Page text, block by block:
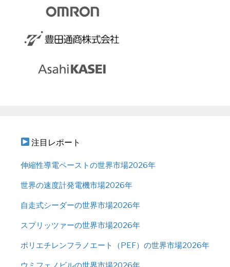
注目レポート
伸縮性導電ペーストの世界市場2026年
世界の速度計発電機市場2026年
自走式シーダーの世界市場2026年
スプリッツァーの世界市場2026年
ポリエチレンフラノエート（PEF）の世界市場2026年